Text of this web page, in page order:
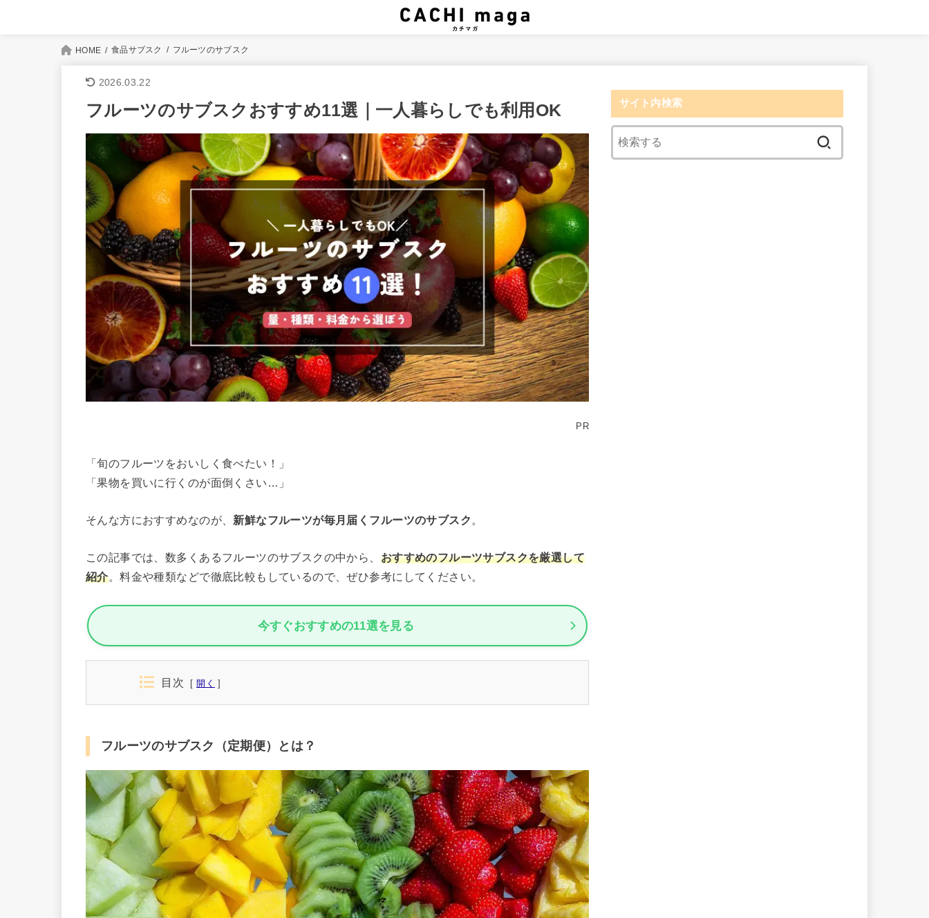
HOME 食品サブスク フルーツのサブスク
2026.03.22
フルーツのサブスクおすすめ11選｜一人暮らしでも利用OK
PR
「旬のフルーツをおいしく食べたい！」
「果物を買いに行くのが面倒くさい…」
そんな方におすすめなのが、 新鮮なフルーツが毎月届くフルーツのサブスク 。
この記事では、数多くあるフルーツのサブスクの中から、 おすすめのフルーツサブスクを厳選して
紹介。料金や種類などで徹底比較もしているので、ぜひ参考にしてください。
今すぐおすすめの11選を見る
目次 開く
フルーツのサブスク（定期便）とは？
サイト内検索